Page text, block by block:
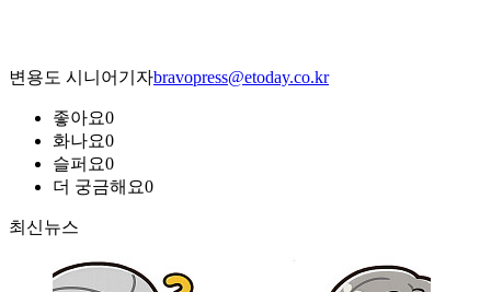
변용도 시니어기자bravopress@etoday.co.kr
좋아요0
화나요0
슬퍼요0
더 궁금해요0
최신뉴스